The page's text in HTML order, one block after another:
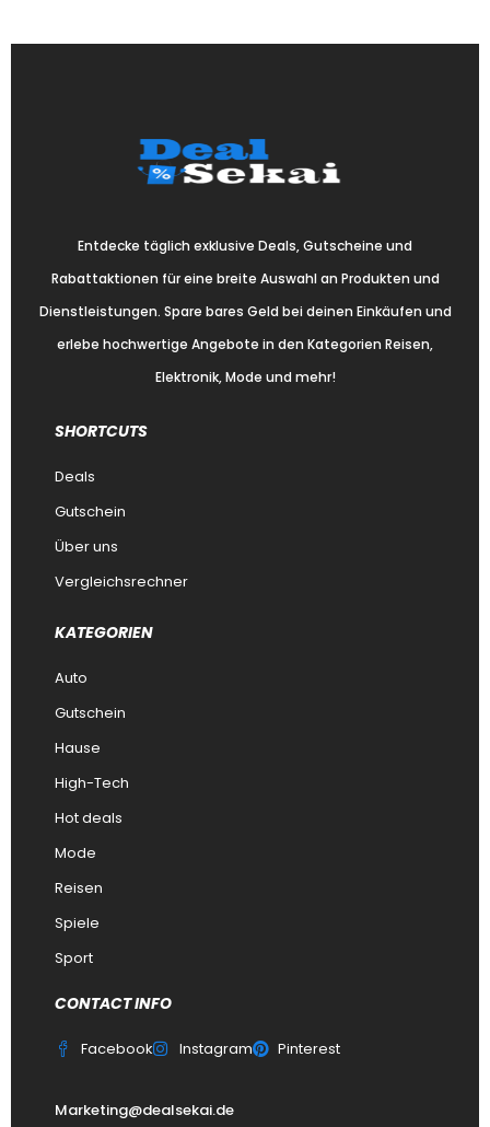
Entdecke täglich exklusive Deals, Gutscheine und
Rabattaktionen für eine breite Auswahl an Produkten und
Dienstleistungen. Spare bares Geld bei deinen Einkäufen und
erlebe hochwertige Angebote in den Kategorien Reisen,
Elektronik, Mode und mehr!
SHORTCUTS
Deals
Gutschein
Über uns
Vergleichsrechner
KATEGORIEN
Auto
Gutschein
Hause
High-Tech
Hot deals
Mode
Reisen
Spiele
Sport
CONTACT INFO
Facebook Instagram Pinterest
Marketing@dealsekai.de